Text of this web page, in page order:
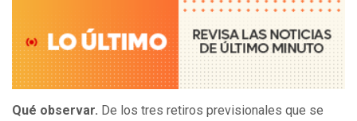
Qué observar. De los tres retiros previsionales que se